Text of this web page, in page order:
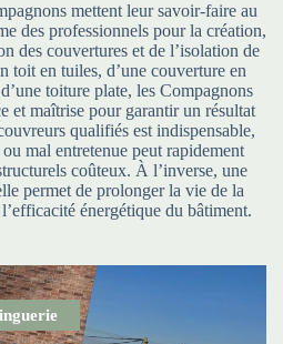
mettent leur savoir-faire au
des professionnels pour la création,
des couvertures et de l’isolation de
toit en tuiles, d’une couverture en
toiture plate, les Compagnons
et maîtrise pour garantir un résultat
qualifiés est indispensable,
mal entretenue peut rapidement
coûteux. À l’inverse, une
permet de prolonger la vie de la
énergétique du bâtiment.